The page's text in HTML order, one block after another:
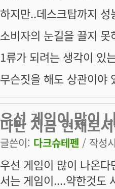
하지만..데스크탑까지
소비자의 눈길을 끌지
1류가 되려는 생각이
무슨짓을 해도 상관이야
우선 게임이 많이
다만 지금 현재로
글쓴이: 다크슈테펜 / 작성
우선 게임이 많이 나온
서는 게임이....약한것도